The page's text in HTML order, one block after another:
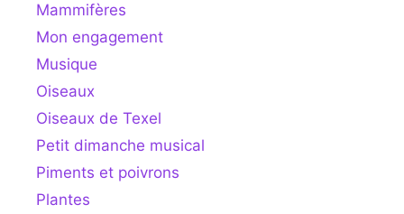
Mammifères
Mon engagement
Musique
Oiseaux
Oiseaux de Texel
Petit dimanche musical
Piments et poivrons
Plantes